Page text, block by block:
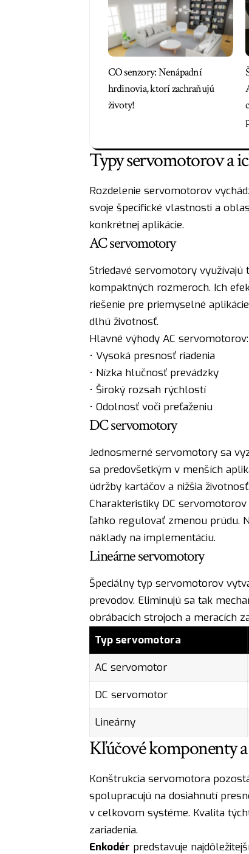
CO senzory: Nenápadní
hrdinovia, ktorí zachraňujú
životy!
Typy servomotorov a
Rozdelenie servomotorov
svoje špecifické vlastnosti a
konkrétnej aplikácie.
AC servomotory
Striedavé servomotory využívajú
kompaktných rozmeroch. Ich
riešenie pre priemyselné
dlhú životnosť.
Hlavné výhody AC servomotorov:
• Vysoká presnosť riadenia
• Nízka hlučnosť prevádzky
• Široký rozsah rýchlostí
• Odolnosť voči preťaženiu
DC servomotory
Jednosmerné servomotory sa
sa predovšetkým v menších
údržby kartáčov a nižšia životnosť.
Charakteristiky DC
ľahko regulovať zmenou prúdu.
náklady na implementáciu.
Lineárne servomotory
Špeciálny typ servomotorov
prevodov. Eliminujú sa tak
obrábacích strojoch a meracích
Typ servomotora
AC servomotor
DC servomotor
Lineárny
Kľúčové komponenty
Konštrukcia servomotora
spolupracujú na dosiahnutí
v celkovom systéme. Kvalita
zariadenia.
Enkodér predstavuje